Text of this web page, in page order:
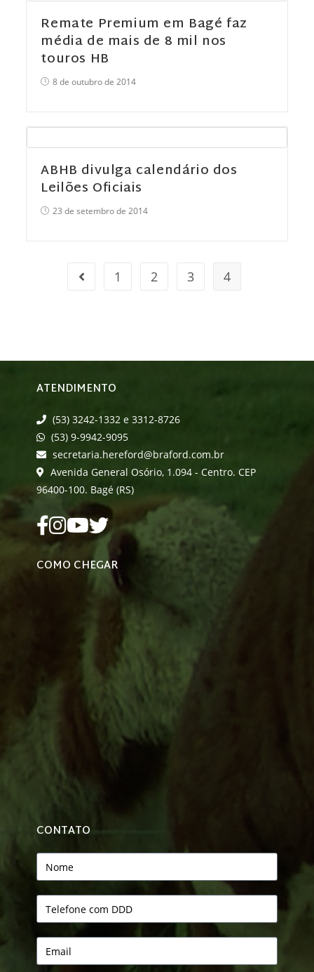
Remate Premium em Bagé faz
média de mais de 8 mil nos
touros HB
8 de outubro de 2014
ABHB divulga calendário dos
Leilões Oficiais
23 de setembro de 2014
1 2 3 4
ATENDIMENTO
(53) 3242-1332 e 3312-8726
(53) 9-9942-9095
secretaria.hereford@braford.com.br
Avenida General Osório, 1.094 - Centro. CEP
96400-100. Bagé (RS)
COMO CHEGAR
CONTATO